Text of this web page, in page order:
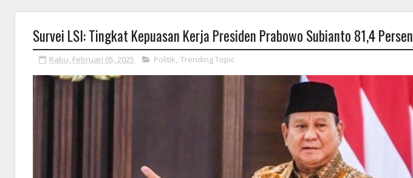
Survei LSI: Tingkat Kepuasan Kerja Presiden Prabowo Subianto 81,4 Persen
Rabu, Februari 05, 2025 Politik, Trending Topic